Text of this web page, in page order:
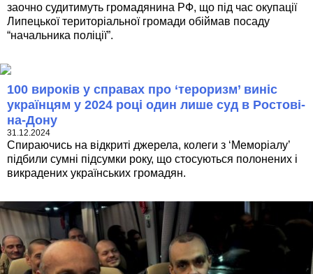
заочно судитимуть громадянина РФ, що під час окупації
Липецької територіальної громади обіймав посаду
“начальника поліції”.
100 вироків у справах про ‘тероризм’ виніс
українцям у 2024 році один лише суд в Ростові-
на-Дону
31.12.2024
Спираючись на відкриті джерела, колеги з ‘Меморіалу’
підбили сумні підсумки року, що стосуються полонених і
викрадених українських громадян.